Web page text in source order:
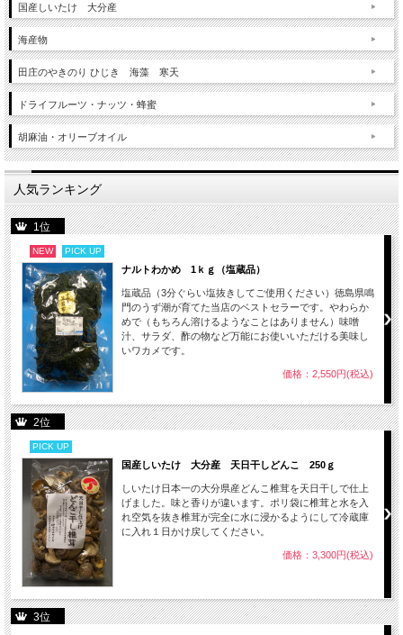
国産しいたけ 大分産
海産物
田庄のやきのり ひじき 海藻 寒天
ドライフルーツ・ナッツ・蜂蜜
胡麻油・オリーブオイル
人気ランキング
1位
NEW PICK UP
ナルトわかめ 1ｋｇ（塩蔵品）
塩蔵品（3分ぐらい塩抜きしてご使用ください）徳島県鳴
門のうず潮が育てた当店のベストセラーです。やわらか
めで（もちろん溶けるようなことはありません）味噌
汁、サラダ、酢の物など万能にお使いいただける美味し
いワカメです。
価格：2,550円(税込)
2位
PICK UP
国産しいたけ 大分産 天日干しどんこ 250ｇ
しいたけ日本一の大分県産どんこ椎茸を天日干しで仕上
げました。味と香りが違います。ポリ袋に椎茸と水を入
れ空気を抜き椎茸が完全に水に浸かるようにして冷蔵庫
に入れ１日かけ戻してください。
価格：3,300円(税込)
3位